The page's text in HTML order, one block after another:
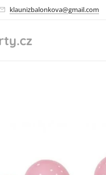
klaunizbalonkova@gmail.com